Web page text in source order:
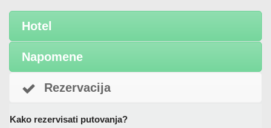
Hotel
Napomene
Rezervacija
Kako rezervisati putovanja?